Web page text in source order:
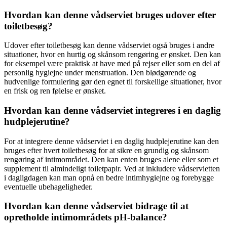
Hvordan kan denne vådserviet bruges udover efter
toiletbesøg?
Udover efter toiletbesøg kan denne vådserviet også bruges i andre
situationer, hvor en hurtig og skånsom rengøring er ønsket. Den kan
for eksempel være praktisk at have med på rejser eller som en del af
personlig hygiejne under menstruation. Den blødgørende og
hudvenlige formulering gør den egnet til forskellige situationer, hvor
en frisk og ren følelse er ønsket.
Hvordan kan denne vådserviet integreres i en daglig
hudplejerutine?
For at integrere denne vådserviet i en daglig hudplejerutine kan den
bruges efter hvert toiletbesøg for at sikre en grundig og skånsom
rengøring af intimområdet. Den kan enten bruges alene eller som et
supplement til almindeligt toiletpapir. Ved at inkludere vådservietten
i dagligdagen kan man opnå en bedre intimhygiejne og forebygge
eventuelle ubehageligheder.
Hvordan kan denne vådserviet bidrage til at
opretholde intimområdets pH-balance?